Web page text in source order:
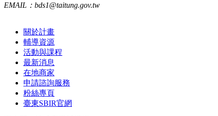
EMAIL：bds1@taitung.gov.tw
關於計畫
輔導資源
活動與課程
最新消息
在地商家
申請諮詢服務
粉絲專頁
臺東SBIR官網